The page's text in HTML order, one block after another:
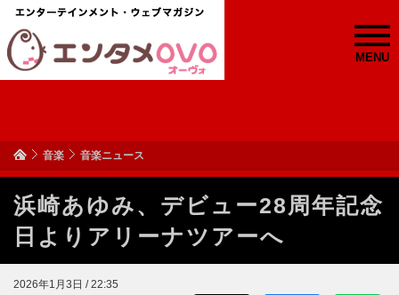
MENU
音楽 音楽ニュース
浜崎あゆみ、デビュー28周年記念
日よりアリーナツアーへ
2026年1月3日 / 22:35